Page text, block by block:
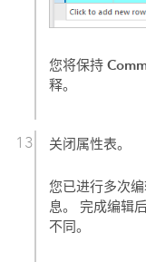
您将保持
释。
关闭属性表。
您已进行多次
息。 完成编辑
不同。